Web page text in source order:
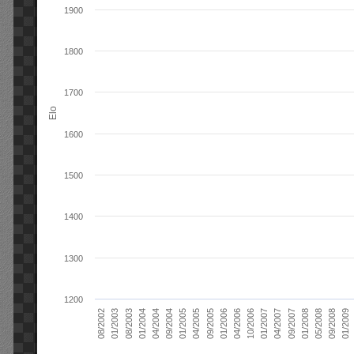
Elo
08/2002 01/2003 08/2003 01/2004 04/2004 09/2004 01/2005 04/2005 09/2005 01/2006 04/2006 10/2006 01/2007 04/2007 09/2007 01/2008 05/2008 09/2008 01/2009
1200
1300
1400
1500
1600
1700
1800
1900